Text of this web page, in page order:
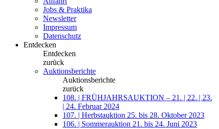
Jobs & Praktika
Newsletter
Impressum
Datenschutz
Entdecken
Entdecken
zurück
Auktionsberichte
Auktionsberichte
zurück
108. | FRÜHJAHRSAUKTION – 21. | 22. | 23.
| 24. Februar 2024
107. | Herbstauktion 25. bis 28. Oktober 2023
106. | Sommerauktion 21. bis 24. Juni 2023